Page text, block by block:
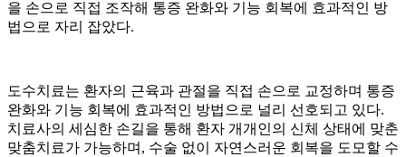
을 손으로 직접 조작해 통증 완화와 기능 회복에 효과적인 방
법으로 자리 잡았다.
도수치료는 환자의 근육과 관절을 직접 손으로 교정하며 통증
완화와 기능 회복에 효과적인 방법으로 널리 선호되고 있다.
치료사의 세심한 손길을 통해 환자 개개인의 신체 상태에 맞춘
맞춤치료가 가능하며, 수술 없이 자연스러운 회복을 도모할 수